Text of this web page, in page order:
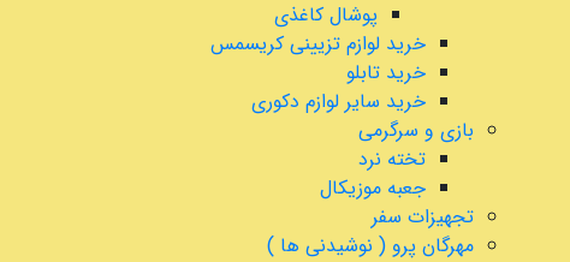
پوشال کاغذی
خرید لوازم تزیینی کریسمس
خرید تابلو
خرید سایر لوازم دکوری
بازی و سرگرمی
تخته نرد
جعبه موزیکال
تجهیزات سفر
مهرگان پرو ( نوشیدنی ها )